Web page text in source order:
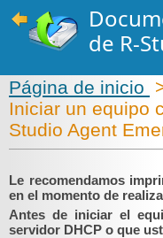
de R-
Página de inicio
Iniciar un equipo
Studio Agent
Le recomendamos
en el momento de
Antes de iniciar el
servidor DHCP o que